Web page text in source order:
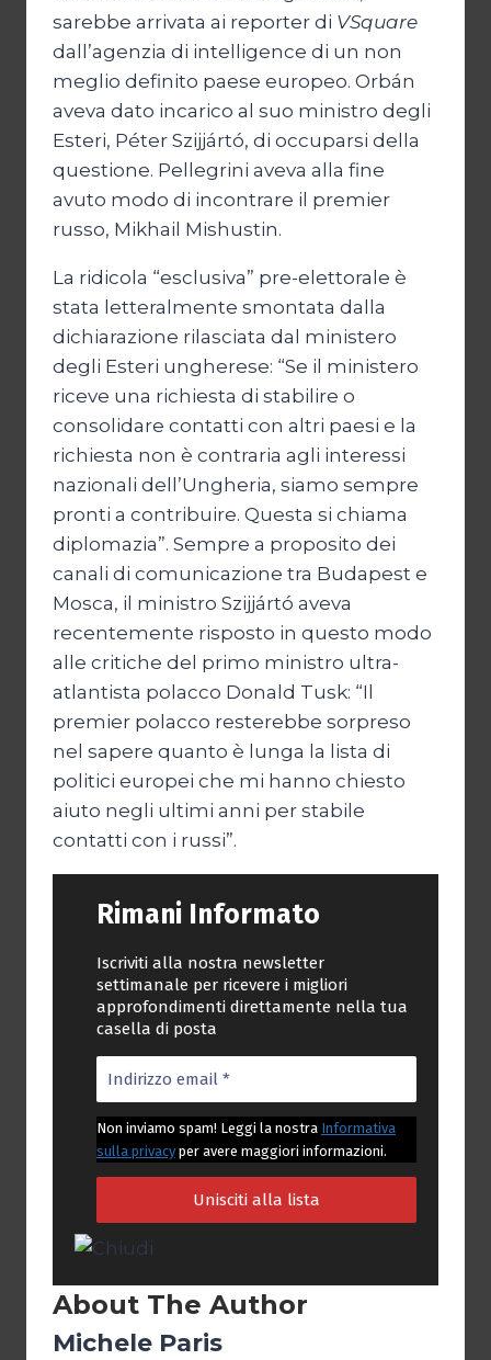
sarebbe arrivata ai reporter di VSquare
dall’agenzia di intelligence di un non
meglio definito paese europeo. Orbán
aveva dato incarico al suo ministro degli
Esteri, Péter Szijjártó, di occuparsi della
questione. Pellegrini aveva alla fine
avuto modo di incontrare il premier
russo, Mikhail Mishustin.
La ridicola “esclusiva” pre-elettorale è
stata letteralmente smontata dalla
dichiarazione rilasciata dal ministero
degli Esteri ungherese: “Se il ministero
riceve una richiesta di stabilire o
consolidare contatti con altri paesi e la
richiesta non è contraria agli interessi
nazionali dell’Ungheria, siamo sempre
pronti a contribuire. Questa si chiama
diplomazia”. Sempre a proposito dei
canali di comunicazione tra Budapest e
Mosca, il ministro Szijjártó aveva
recentemente risposto in questo modo
alle critiche del primo ministro ultra-
atlantista polacco Donald Tusk: “Il
premier polacco resterebbe sorpreso
nel sapere quanto è lunga la lista di
politici europei che mi hanno chiesto
aiuto negli ultimi anni per stabile
contatti con i russi”.
Rimani Informato
Iscriviti alla nostra newsletter
settimanale per ricevere i migliori
approfondimenti direttamente nella tua
casella di posta
Non inviamo spam! Leggi la nostra Informativa
sulla privacy per avere maggiori informazioni.
About The Author
Michele Paris